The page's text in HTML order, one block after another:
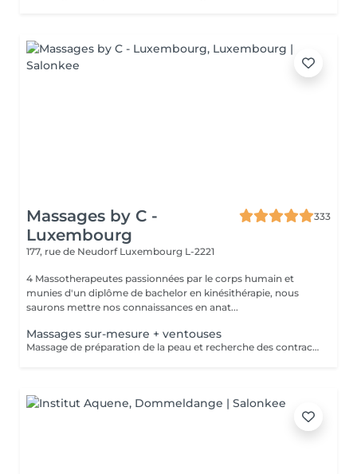
Massages by C -
Luxembourg
333
177, rue de Neudorf Luxembourg L-2221
4 Massotherapeutes passionnées par le corps humain et
munies d'un diplôme de bachelor en kinésithérapie, nous
saurons mettre nos connaissances en anat...
Massages sur-mesure + ventouses
Massage de préparation de la peau et recherche des contractures suivis pas la pose des ventouses. Le vide est créé à l'aide d'une flamme, aucune sensation de chaud n'est ressentie durant le procédé et la technique est peu douloureuse. Le but de la cupping therapy est de soulager les tensions musculaires tout en promouvant la circulation sanguine et lymphatique.